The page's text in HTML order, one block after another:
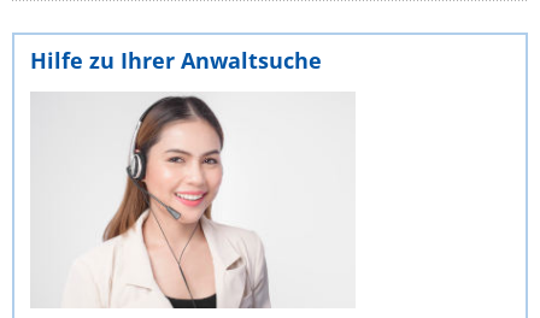
Hilfe zu Ihrer Anwaltsuche